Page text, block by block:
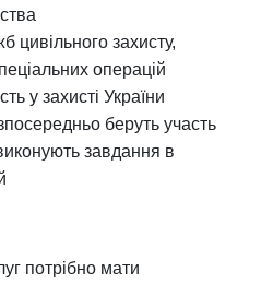
цивільного захисту,
операцій
у захисті України
беруть участь
завдання в
потрібно мати